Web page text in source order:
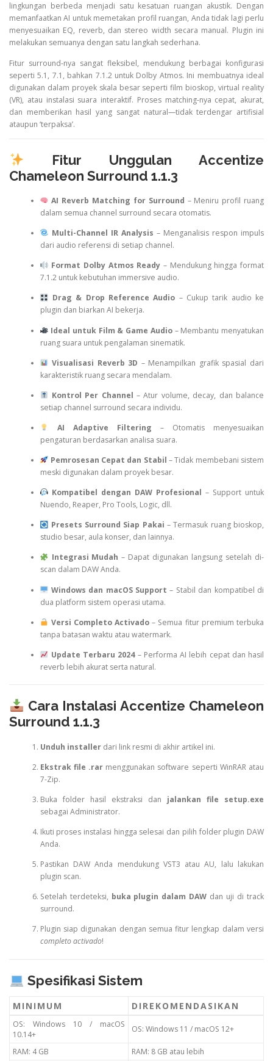
lingkungan berbeda menjadi satu kesatuan ruangan akustik. Dengan
memanfaatkan AI untuk memetakan profil ruangan, Anda tidak lagi perlu
menyesuaikan EQ, reverb, dan stereo width secara manual. Plugin ini
melakukan semuanya dengan satu langkah sederhana.
Fitur surround-nya sangat fleksibel, mendukung berbagai konfigurasi
seperti 5.1, 7.1, bahkan 7.1.2 untuk Dolby Atmos. Ini membuatnya ideal
digunakan dalam proyek skala besar seperti film bioskop, virtual reality
(VR), atau instalasi suara interaktif. Proses matching-nya cepat, akurat,
dan memberikan hasil yang sangat natural—tidak terdengar artifisial
ataupun ‘terpaksa’.
Fitur Unggulan Accentize
Chameleon Surround 1.1.3
AI Reverb Matching for Surround – Meniru profil ruang
dalam semua channel surround secara otomatis.
Multi-Channel IR Analysis – Menganalisis respon impuls
dari audio referensi di setiap channel.
Format Dolby Atmos Ready – Mendukung hingga format
7.1.2 untuk kebutuhan immersive audio.
Drag & Drop Reference Audio – Cukup tarik audio ke
plugin dan biarkan AI bekerja.
Ideal untuk Film & Game Audio– Membantu menyatukan
ruang suara untuk pengalaman sinematik.
Visualisasi Reverb 3D – Menampilkan grafik spasial dari
karakteristik ruang secara mendalam.
Kontrol Per Channel – Atur volume, decay, dan balance
setiap channel surround secara individu.
AI Adaptive Filtering – Otomatis menyesuaikan
pengaturan berdasarkan analisa suara.
Pemrosesan Cepat dan Stabil – Tidak membebani sistem
meski digunakan dalam proyek besar.
Kompatibel dengan DAW Profesional – Support untuk
Nuendo, Reaper, Pro Tools, Logic, dll.
Presets Surround Siap Pakai – Termasuk ruang bioskop,
studio besar, aula konser, dan lainnya.
Integrasi Mudah – Dapat digunakan langsung setelah di-
scan dalam DAW Anda.
Windows dan macOS Support – Stabil dan kompatibel di
dua platform sistem operasi utama.
Versi Completo Activado – Semua fitur premium terbuka
tanpa batasan waktu atau watermark.
Update Terbaru 2024– Performa AI lebih cepat dan hasil
reverb lebih akurat serta natural.
Cara Instalasi Accentize Chameleon
Surround 1.1.3
Unduh installerdari link resmi di akhir artikel ini.
Ekstrak file .rar menggunakan software seperti WinRAR atau
7-Zip.
Buka folder hasil ekstraksi dan jalankan file setup.exe
sebagai Administrator.
Ikuti proses instalasi hingga selesai dan pilih folder plugin DAW
Anda.
Pastikan DAW Anda mendukung VST3 atau AU, lalu lakukan
plugin scan.
Setelah terdeteksi, buka plugin dalam DAW dan uji di track
surround.
Plugin siap digunakan dengan semua fitur lengkap dalam versi
completo activado!
Spesifikasi Sistem
MINIMUM DIREKOMENDASIKAN
OS: Windows 10 / macOS
10.14+
OS: Windows 11 / macOS 12+
RAM: 4 GB RAM: 8 GB atau lebih